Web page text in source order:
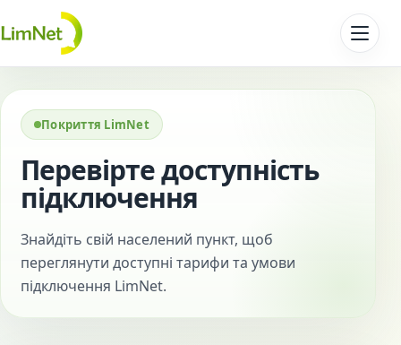
Перейти до контенту
Покриття LimNet
Перевірте доступність
підключення
Знайдіть свій населений пункт, щоб
переглянути доступні тарифи та умови
підключення LimNet.